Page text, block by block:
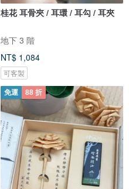
桂花 耳骨夾 / 耳環 / 耳勾 / 耳夾
地下 3 階
NT$ 1,084
可客製
免運 88 折